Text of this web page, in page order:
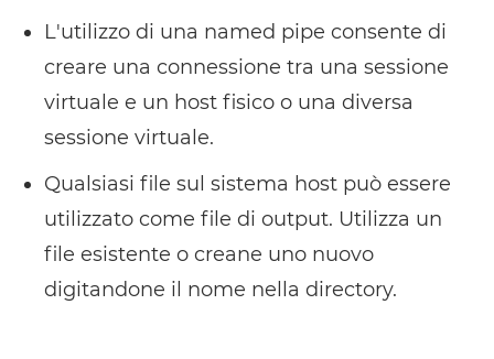
L'utilizzo di una named pipe consente di
creare una connessione tra una sessione
virtuale e un host fisico o una diversa
sessione virtuale.
Qualsiasi file sul sistema host può essere
utilizzato come file di output. Utilizza un
file esistente o creane uno nuovo
digitandone il nome nella directory.